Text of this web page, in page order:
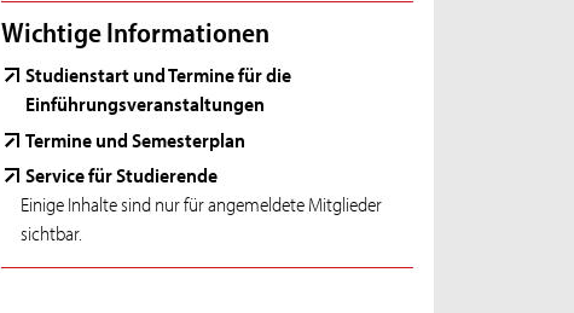
Wichtige Informationen
Studienstart und Termine für die
Einführungsveranstaltungen
Termine und Semesterplan
Service für Studierende
Einige Inhalte sind nur für angemeldete Mitglieder
sichtbar.